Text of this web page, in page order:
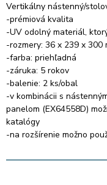
Vertikálny nástenný/
-prémiová kvalita
-UV odolný materiál,
-rozmery: 36 x 239 x 300
-farba: priehľadná
-záruka: 5 rokov
-balenie: 2 ks/obal
-v kombinácii s
panelom (EX64558D)
katalógy
-na rozšírenie možno